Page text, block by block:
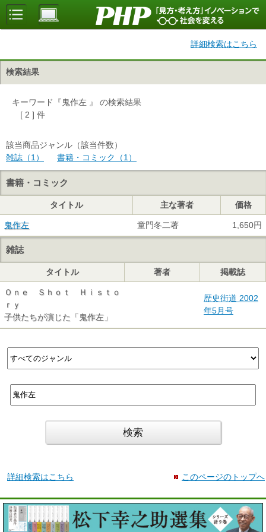
詳細検索はこちら
検索結果
キーワード『鬼作左 』 の検索結果
[ 2 ] 件
該当商品ジャンル（該当件数）
雑誌（1）
書籍・コミック（1）
書籍・コミック
タイトル 主な著者 価格
鬼作左 童門冬二著 1,650円
雑誌
タイトル 著者 掲載誌
Ｏｎｅ Ｓｈｏｔ Ｈｉｓｔｏ
ｒｙ
子供たちが演じた「鬼作左」
歴史街道 2002
年5月号
詳細検索はこちら このページのトップへ